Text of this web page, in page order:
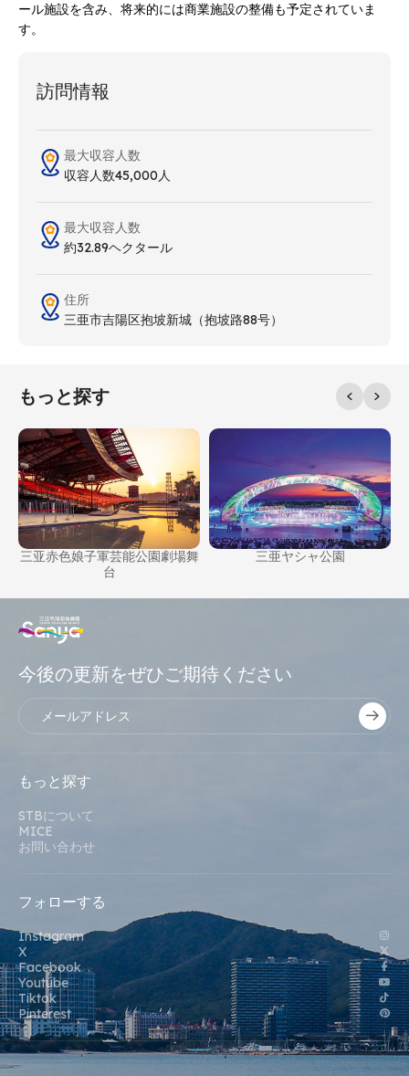
ール施設を含み、将来的には商業施設の整備も予定されていま
す。
訪問情報
最大収容人数
収容人数45,000人
最大収容人数
約32.89ヘクタール
住所
三亜市吉陽区抱坡新城（抱坡路88号）
もっと探す
三亚赤色娘子軍芸能公園劇場舞
台
三亜ヤシャ公園
今後の更新をぜひご期待ください
もっと探す
STBについて
MICE
お問い合わせ
フォローする
Instagram
X
Facebook
Youtube
Tiktok
Pinterest